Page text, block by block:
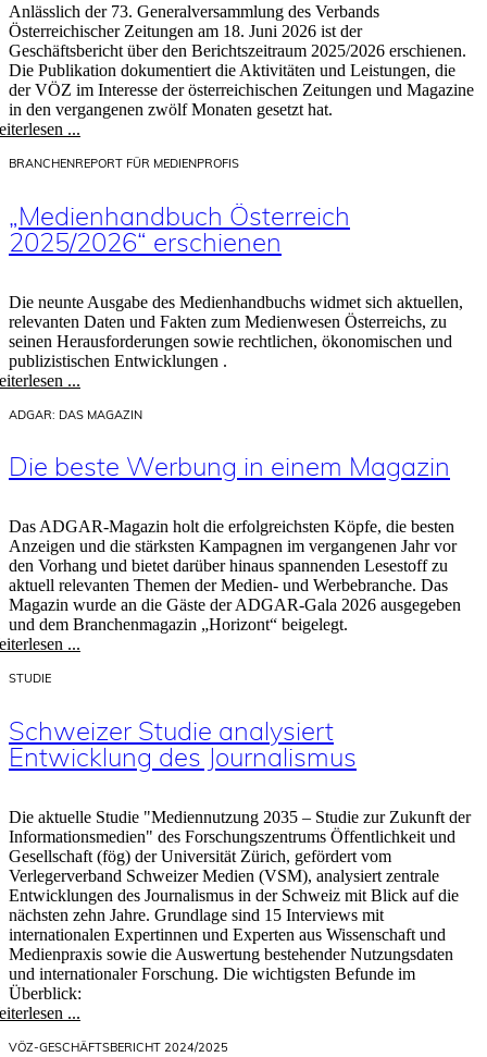
Anlässlich der 73. Generalversammlung des Verbands
Österreichischer Zeitungen am 18. Juni 2026 ist der
Geschäftsbericht über den Berichtszeitraum 2025/2026 erschienen.
Die Publikation dokumentiert die Aktivitäten und Leistungen, die
der VÖZ im Interesse der österreichischen Zeitungen und Magazine
in den vergangenen zwölf Monaten gesetzt hat.
...
BRANCHENREPORT FÜR MEDIENPROFIS
„Medienhandbuch Österreich
2025/2026“ erschienen
Die neunte Ausgabe des Medienhandbuchs widmet sich aktuellen,
relevanten Daten und Fakten zum Medienwesen Österreichs, zu
seinen Herausforderungen sowie rechtlichen, ökonomischen und
publizistischen Entwicklungen .
...
ADGAR: DAS MAGAZIN
Die beste Werbung in einem Magazin
Das ADGAR-Magazin holt die erfolgreichsten Köpfe, die besten
Anzeigen und die stärksten Kampagnen im vergangenen Jahr vor
den Vorhang und bietet darüber hinaus spannenden Lesestoff zu
aktuell relevanten Themen der Medien- und Werbebranche. Das
Magazin wurde an die Gäste der ADGAR-Gala 2026 ausgegeben
und dem Branchenmagazin „Horizont“ beigelegt.
...
STUDIE
Schweizer Studie analysiert
Entwicklung des Journalismus
Die aktuelle Studie "Mediennutzung 2035 – Studie zur Zukunft der
Informationsmedien" des Forschungszentrums Öffentlichkeit und
Gesellschaft (fög) der Universität Zürich, gefördert vom
Verlegerverband Schweizer Medien (VSM), analysiert zentrale
Entwicklungen des Journalismus in der Schweiz mit Blick auf die
nächsten zehn Jahre. Grundlage sind 15 Interviews mit
internationalen Expertinnen und Experten aus Wissenschaft und
Medienpraxis sowie die Auswertung bestehender Nutzungsdaten
und internationaler Forschung. Die wichtigsten Befunde im
Überblick:
...
VÖZ-GESCHÄFTSBERICHT 2024/2025